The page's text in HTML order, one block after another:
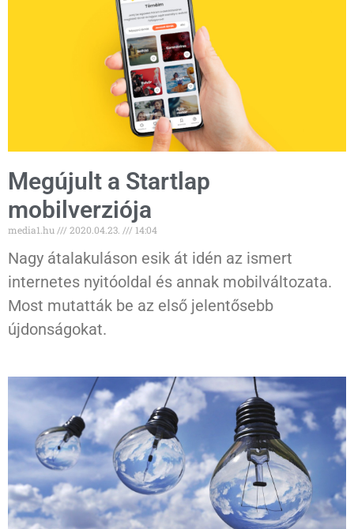
Megújult a Startlap
mobilverziója
media1.hu 2020.04.23. 14:04
Nagy átalakuláson esik át idén az ismert
internetes nyitóoldal és annak mobilváltozata.
Most mutatták be az első jelentősebb
újdonságokat.